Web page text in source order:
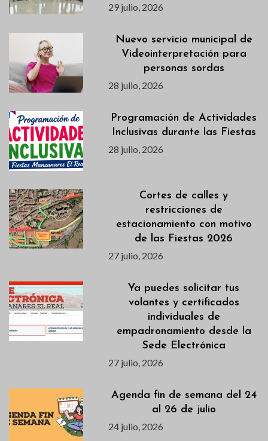
29 julio, 2026
Nuevo servicio municipal de
Videointerpretación para
personas sordas
28 julio, 2026
Programación de Actividades
Inclusivas durante las Fiestas
28 julio, 2026
Cortes de calles y
restricciones de
estacionamiento con motivo
de las Fiestas 2026
27 julio, 2026
Ya puedes solicitar tus
volantes y certificados
individuales de
empadronamiento desde la
Sede Electrónica
27 julio, 2026
Agenda fin de semana del 24
al 26 de julio
24 julio, 2026